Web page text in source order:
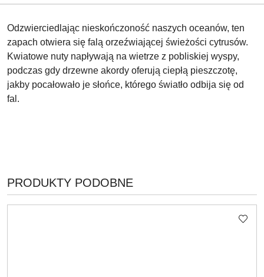
Odzwierciedlając nieskończoność naszych oceanów, ten
zapach otwiera się falą orzeźwiającej świeżości cytrusów.
Kwiatowe nuty napływają na wietrze z pobliskiej wyspy,
podczas gdy drzewne akordy oferują ciepłą pieszczotę,
jakby pocałowało je słońce, którego światło odbija się od
fal.
Pomiń karuzelę produktów
PRODUKTY
O
PRODUKTY PODOBNE